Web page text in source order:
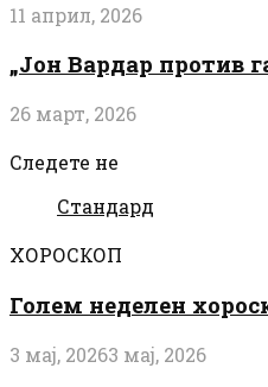
11 април, 2026
„Јон Вардар против
26 март, 2026
Следете не
Стандард
ХОРОСКОП
Голем неделен
3 мај, 20263 мај, 2026